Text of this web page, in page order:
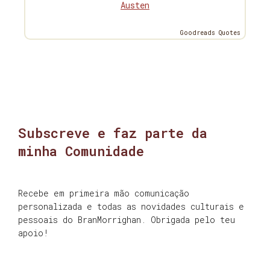
Austen
Goodreads Quotes
Subscreve e faz parte da
minha Comunidade
Recebe em primeira mão comunicação
personalizada e todas as novidades culturais e
pessoais do BranMorrighan. Obrigada pelo teu
apoio!